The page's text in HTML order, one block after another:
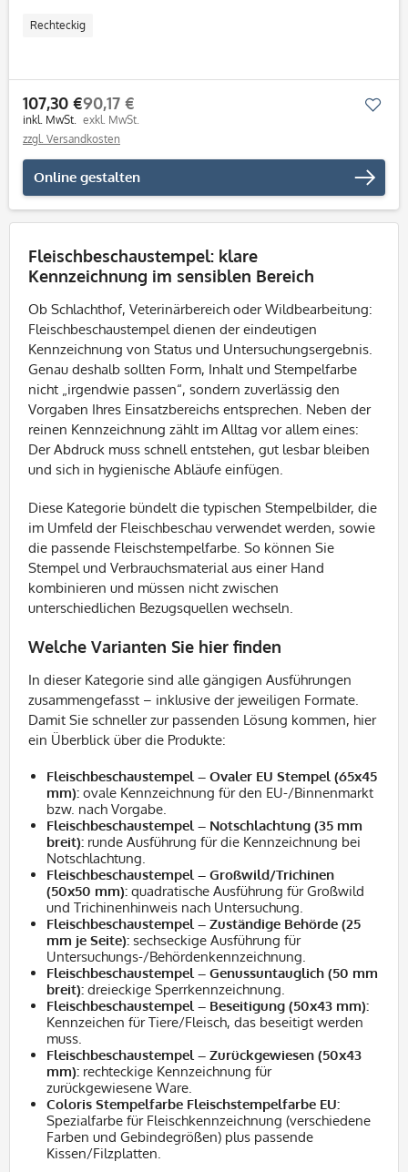
Rechteckig
107,30 €
inkl. MwSt.
90,17 €
exkl. MwSt.
zzgl. Versandkosten
Online gestalten
Fleischbeschaustempel: klare
Kennzeichnung im sensiblen Bereich
Ob Schlachthof, Veterinärbereich oder Wildbearbeitung:
Fleischbeschaustempel dienen der eindeutigen
Kennzeichnung von Status und Untersuchungsergebnis.
Genau deshalb sollten Form, Inhalt und Stempelfarbe
nicht „irgendwie passen“, sondern zuverlässig den
Vorgaben Ihres Einsatzbereichs entsprechen. Neben der
reinen Kennzeichnung zählt im Alltag vor allem eines:
Der Abdruck muss schnell entstehen, gut lesbar bleiben
und sich in hygienische Abläufe einfügen.
Diese Kategorie bündelt die typischen Stempelbilder, die
im Umfeld der Fleischbeschau verwendet werden, sowie
die passende Fleischstempelfarbe. So können Sie
Stempel und Verbrauchsmaterial aus einer Hand
kombinieren und müssen nicht zwischen
unterschiedlichen Bezugsquellen wechseln.
Welche Varianten Sie hier finden
In dieser Kategorie sind alle gängigen Ausführungen
zusammengefasst – inklusive der jeweiligen Formate.
Damit Sie schneller zur passenden Lösung kommen, hier
ein Überblick über die Produkte:
Fleischbeschaustempel – Ovaler EU Stempel (65x45
mm): ovale Kennzeichnung für den EU-/Binnenmarkt
bzw. nach Vorgabe.
Fleischbeschaustempel – Notschlachtung (35 mm
breit): runde Ausführung für die Kennzeichnung bei
Notschlachtung.
Fleischbeschaustempel – Großwild/Trichinen
(50x50 mm): quadratische Ausführung für Großwild
und Trichinenhinweis nach Untersuchung.
Fleischbeschaustempel – Zuständige Behörde (25
mm je Seite): sechseckige Ausführung für
Untersuchungs-/Behördenkennzeichnung.
Fleischbeschaustempel – Genussuntauglich (50 mm
breit): dreieckige Sperrkennzeichnung.
Fleischbeschaustempel – Beseitigung (50x43 mm):
Kennzeichen für Tiere/Fleisch, das beseitigt werden
muss.
Fleischbeschaustempel – Zurückgewiesen (50x43
mm): rechteckige Kennzeichnung für
zurückgewiesene Ware.
Coloris Stempelfarbe Fleischstempelfarbe EU:
Spezialfarbe für Fleischkennzeichnung (verschiedene
Farben und Gebindegrößen) plus passende
Kissen/Filzplatten.